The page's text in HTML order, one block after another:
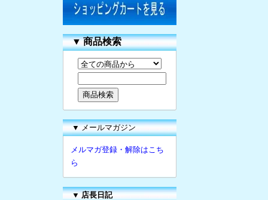
▼商品検索
▼ メールマガジン
メルマガ登録・解除はこち
ら
▼ 店長日記